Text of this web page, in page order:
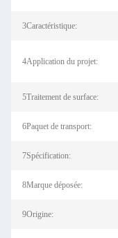
3Caractéristique:
4Application du projet:
5Traitement de surface:
6Paquet de transport:
7Spécification:
8Marque déposée:
9Origine: